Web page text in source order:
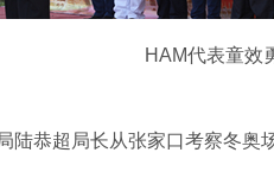
HAM代表童效
恭超局长从张家口考察冬奥